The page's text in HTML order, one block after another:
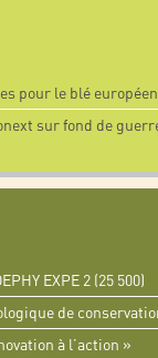
pour le blé européen
sur fond de
EXPE 2 (25 500)
de
à l’action »